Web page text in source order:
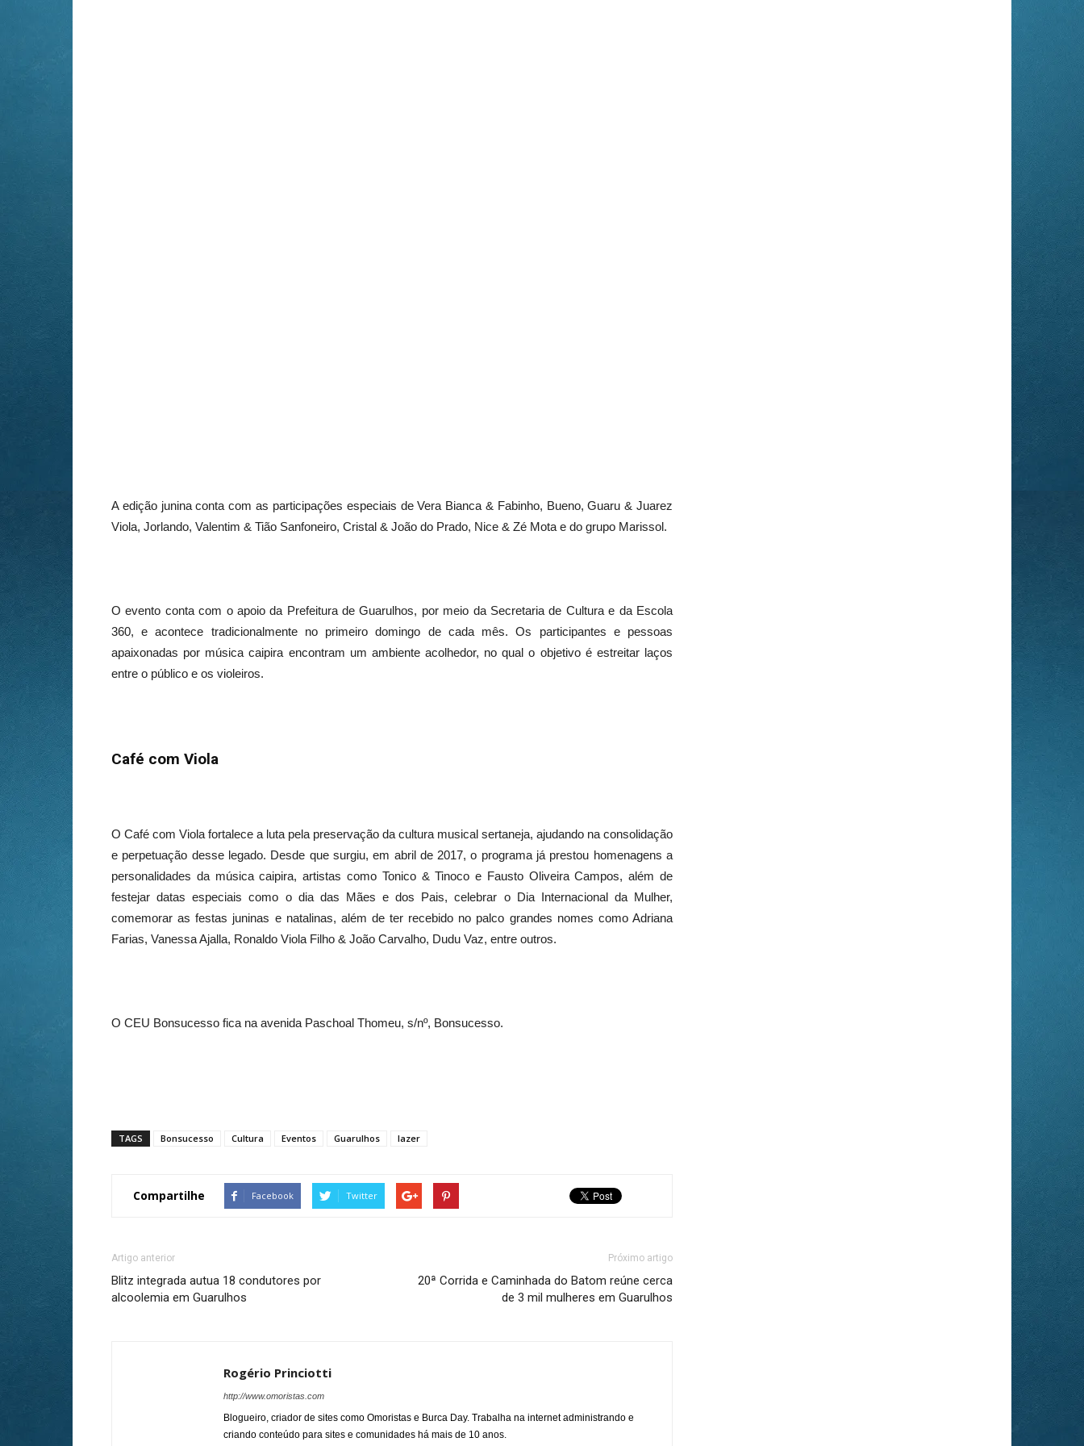
A edição junina conta com as participações especiais de Vera Bianca & Fabinho, Bueno, Guaru & Juarez
Viola, Jorlando, Valentim & Tião Sanfoneiro, Cristal & João do Prado, Nice & Zé Mota e do grupo Marissol.
O evento conta com o apoio da Prefeitura de Guarulhos, por meio da Secretaria de Cultura e da Escola
360, e acontece tradicionalmente no primeiro domingo de cada mês. Os participantes e pessoas
apaixonadas por música caipira encontram um ambiente acolhedor, no qual o objetivo é estreitar laços
entre o público e os violeiros.
Café com Viola
O Café com Viola fortalece a luta pela preservação da cultura musical sertaneja, ajudando na consolidação
e perpetuação desse legado. Desde que surgiu, em abril de 2017, o programa já prestou homenagens a
personalidades da música caipira, artistas como Tonico & Tinoco e Fausto Oliveira Campos, além de
festejar datas especiais como o dia das Mães e dos Pais, celebrar o Dia Internacional da Mulher,
comemorar as festas juninas e natalinas, além de ter recebido no palco grandes nomes como Adriana
Farias, Vanessa Ajalla, Ronaldo Viola Filho & João Carvalho, Dudu Vaz, entre outros.
O CEU Bonsucesso fica na avenida Paschoal Thomeu, s/nº, Bonsucesso.
TAGS Bonsucesso Cultura Eventos Guarulhos lazer
Compartilhe Facebook Twitter
Artigo anterior
Blitz integrada autua 18 condutores por
alcoolemia em Guarulhos
Próximo artigo
20ª Corrida e Caminhada do Batom reúne cerca
de 3 mil mulheres em Guarulhos
Rogério Princiotti
http://www.omoristas.com
Blogueiro, criador de sites como Omoristas e Burca Day. Trabalha na internet administrando e
criando conteúdo para sites e comunidades há mais de 10 anos.